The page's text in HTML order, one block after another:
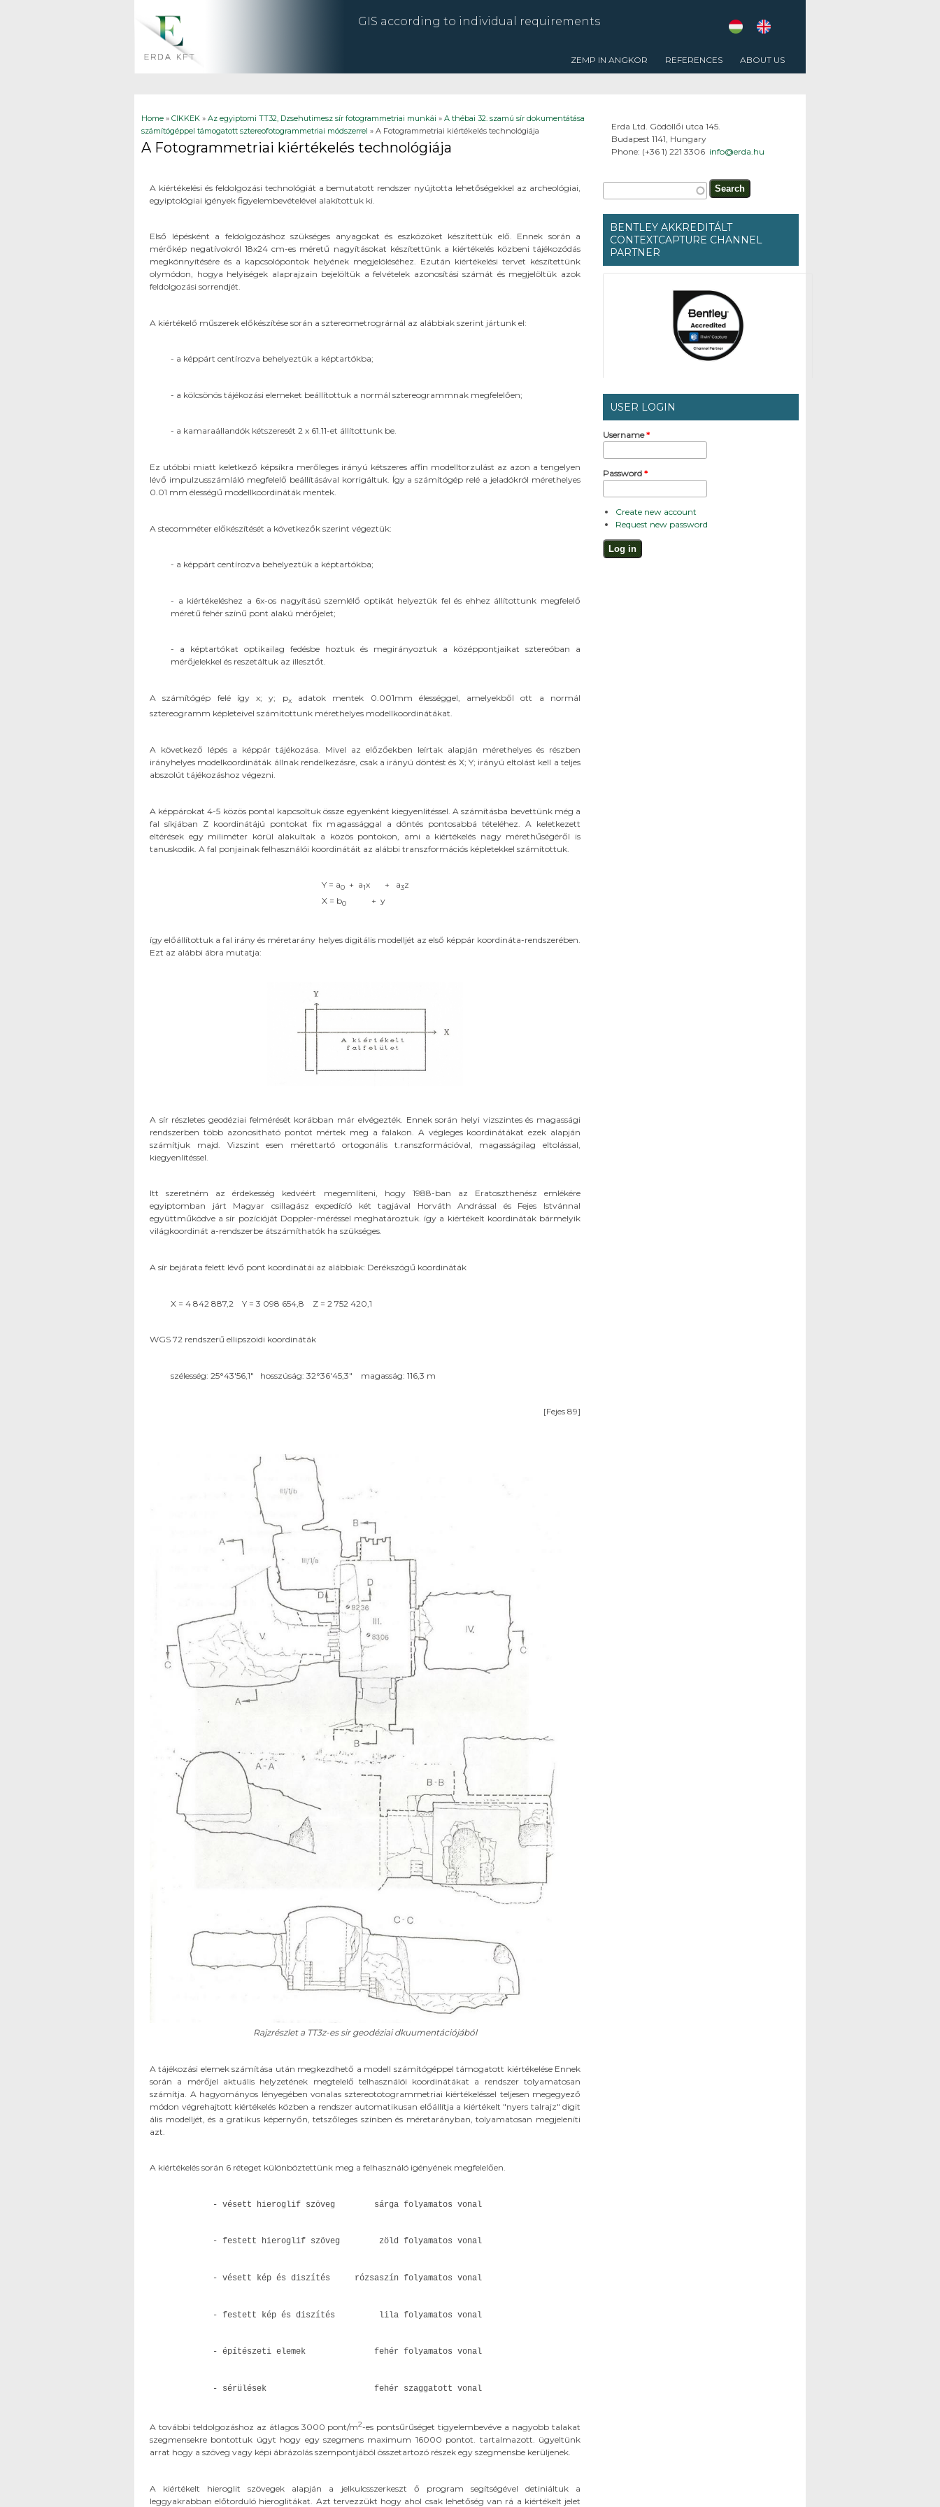
GIS according to individual requirements
ABOUT US
REFERENCES
ZEMP IN ANGKOR
You are here
Home » CIKKEK » Az egyiptomi TT32, Dzsehutimesz sír fotogrammetriai munkái » A thébai 32. szamú sír dokumentátása
számítógéppel támogatott sztereofotogrammetriai módszerrel » A Fotogrammetriai kiértékelés technológiája
A Fotogrammetriai kiértékelés technológiája
A kiértékelési és feldolgozási technológiát a bemutatott rendszer nyújtotta lehetőségekkel az archeológiai,
egyiptológiai igények figyelembevételével alakítottuk ki.
Első lépésként a feldolgozáshoz szükséges anyagokat és eszközöket készítettük elő. Ennek során a
mérőkép negatívokról 18x24 cm-es méretű nagyításokat készítettünk a kiértékelés közbeni tájékozódás
megkönnyítésére és a kapcsolópontok helyének megjelöléséhez. Ezután kiértékelési tervet készítettünk
olymódon, hogya helyiségek alaprajzain bejelöltük a felvételek azonosítási számát és megjelöltük azok
feldolgozási sorrendjét.
A kiértékelő műszerek előkészítése során a sztereometrográrnál az alábbiak szerint jártunk el:
- a képpárt centírozva behelyeztük a képtartókba;
- a kölcsönös tájékozási elemeket beállítottuk a normál sztereogrammnak megfelelően;
- a kamaraállandók kétszeresét 2 x 61.11-et állítottunk be.
Ez utóbbi miatt keletkező képsíkra merőleges irányú kétszeres affin modelltorzulást az azon a tengelyen
lévő impulzusszámláló megfelelő beállításával korrigáltuk. Így a számítógép relé a jeladókról mérethelyes
0.01 mm élességű modellkoordináták mentek.
A stecomméter előkészítését a következők szerint végeztük:
- a képpárt centírozva behelyeztük a képtartókba;
- a kiértékeléshez a 6x-os nagyítású szemlélő optikát helyeztük fel és ehhez állítottunk megfelelő
méretű fehér színű pont alakú mérőjelet;
- a képtartókat optikailag fedésbe hoztuk és megirányoztuk a középpontjaikat sztereóban a
mérőjelekkel és reszetáltuk az illesztőt.
A számítógép felé így x; y; pxadatok mentek 0.001mm élességgel, amelyekből ott a normál
sztereogramm képleteivel számítottunk mérethelyes modellkoordinátákat.
A következő lépés a képpár tájékozása. Mivel az előzőekben leírtak alapján mérethelyes és részben
irányhelyes modelkoordináták állnak rendelkezásre, csak a irányú döntést és X; Y; irányú eltolást kell a teljes
abszolút tájékozáshoz végezni.
A képpárokat 4-5 közös pontal kapcsoltuk össze egyenként kiegyenlitéssel. A számításba bevettünk még a
fal síkjában Z koordinátájú pontokat fix magassággal a döntés pontosabbá tételéhez. A keletkezett
eltérések egy miliméter körül alakultak a közös pontokon, ami a kiértékelés nagy mérethűségéről is
tanuskodik. A fal ponjainak felhasználói koordinátáit az alábbi transzformációs képletekkel számítottuk.
Y = a0+ a1x + a3z
X = b0 + y
így előállítottuk a fal irány és méretarány helyes digitális modelljét az első képpár koordináta-rendszerében.
Ezt az alábbi ábra mutatja:
A sír részletes geodéziai felmérését korábban már elvégezték. Ennek során helyi vizszintes és magassági
rendszerben több azonositható pontot mértek meg a falakon. A végleges koordinátákat ezek alapján
számítjuk majd. Vizszint esen mérettartó ortogonális t.ranszformációval, magasságilag eltolással,
kiegyenlítéssel.
Itt szeretném az érdekesség kedvéért megemlíteni, hogy 1988-ban az Eratoszthenész emlékére
egyiptomban járt Magyar csillagász expedícíó két tagjával Horváth Andrással és Fejes Istvánnal
együttműködve a sír pozícióját Doppler-méréssel meghatároztuk. így a kiértékelt koordináták bármelyik
világkoordinát a-rendszerbe átszámíthatók ha szükséges.
A sír bejárata felett lévő pont koordinátái az alábbiak: Derékszögű koordináták
X = 4 842 887,2 Y = 3 098 654,8 Z = 2 752 420,1
WGS 72 rendszerű ellipszoidi koordináták
szélesség: 25°43'56,1" hosszúság: 32°36'45,3" magasság: 116,3 m
[Fejes 89]
Rajzrészlet a TT3z-es sir geodéziai dkuumentációjából
A tájékozási elemek számítása után megkezdhető a modell számítógéppel támogatott kiértékelése Ennek
során a mérőjel aktuális helyzetének megtelelő telhasználói koordinátákat a rendszer tolyamatosan
számítja. A hagyományos lényegében vonalas sztereototogrammetriai kiértékeléssel teljesen megegyező
módon végrehajtott kiértékelés közben a rendszer automatikusan előállítja a kiértékelt "nyers talrajz" digit
ális modelljét, és a gratikus képernyőn, tetszőleges színben és méretarányban, tolyamatosan megjeleníti
azt.
A kiértékelés során 6 réteget különböztettünk meg a felhasználó igényének megfelelően.
- vésett hieroglif szöveg sárga folyamatos vonal
- festett hieroglif szöveg zöld folyamatos vonal
- vésett kép és diszítés rózsaszín folyamatos vonal
- festett kép és diszítés lila folyamatos vonal
- építészeti elemek fehér folyamatos vonal
- sérülések fehér szaggatott vonal
A további teldolgozáshoz az átlagos 3000 pont/m2-es pontsűrűséget tigyelembevéve a nagyobb talakat
szegmensekre bontottuk úgyt hogy egy szegmens maximum 16000 pontot. tartalmazott. ügyeltünk
arrat hogy a szöveg vagy képi ábrázolás szempontjából összetartozó részek egy szegmensbe kerüljenek.
A kiértékelt hieroglit szövegek alapján a jelkulcsszerkeszt ő program segítségével detiniáltuk a
leggyakrabban előtorduló hieroglitákat. Azt tervezzükt hogy ahol csak lehetőség van rá a kiértékelt jelet
Erda Ltd. Gödöllői utca 145.
Budapest 1141, Hungary
Phone: (+36 1) 221 3306 info@erda.hu
Search form
Search
BENTLEY AKKREDITÁLT
CONTEXTCAPTURE CHANNEL
PARTNER
USER LOGIN
Username*
Password *
Create new account
Request new password